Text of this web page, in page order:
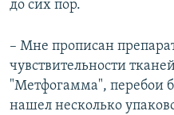
до сих пор.
– Мне прописан
чувствительности
"Метфогамма", перебои
нашел несколько